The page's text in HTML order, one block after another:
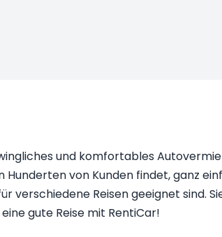
und komfortables
Hunderten von Kunden findet, ganz
verschiedene Reisen geeignet sind.
gute Reise mit RentiCar!